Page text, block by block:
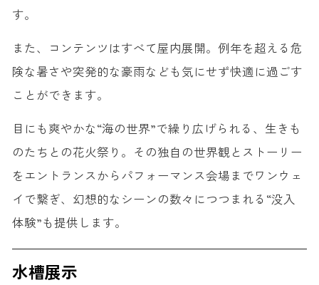
す。
また、コンテンツはすべて屋内展開。例年を超える危
険な暑さや突発的な豪雨なども気にせず快適に過ごす
ことができます。
目にも爽やかな“海の世界”で繰り広げられる、生きも
のたちとの花火祭り。その独自の世界観とストーリー
をエントランスからパフォーマンス会場までワンウェ
イで繋ぎ、幻想的なシーンの数々につつまれる“没入
体験”も提供します。
水槽展示